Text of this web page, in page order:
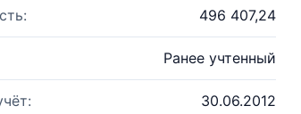
496 407,24
Ранее учтенный
30.06.2012